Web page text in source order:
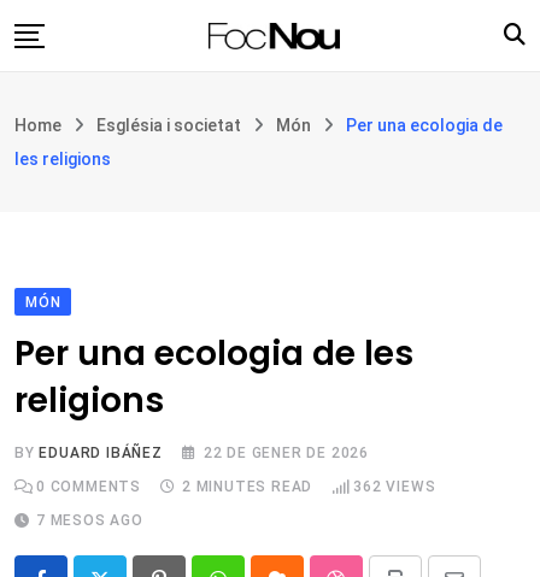
to
Filosofia i teologia
Botiga
Home Església i societat Món
Per una ecologia de
les religions
MÓN
Per una ecologia de les
religions
BY EDUARD IBÁÑEZ
22 DE GENER DE 2026
0 COMMENTS 2 MINUTES READ 362 VIEWS
7 MESOS AGO